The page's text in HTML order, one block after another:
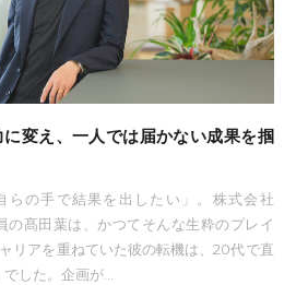
変え、一人では届かない成果を掴
らの手で結果を出したい」。株式会社
の髙田葉は、かつてそんな生粋のプレイ
リアを重ねていた彼の転機は、20代で直
した。企画が...